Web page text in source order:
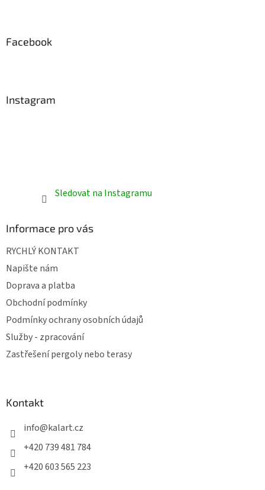
Facebook
Instagram
Sledovat na Instagramu
Informace pro vás
RYCHLÝ KONTAKT
Napište nám
Doprava a platba
Obchodní podmínky
Podmínky ochrany osobních údajů
Služby - zpracování
Zastřešení pergoly nebo terasy
Kontakt
info@kalart.cz
+420 739 481 784
+420 603 565 223